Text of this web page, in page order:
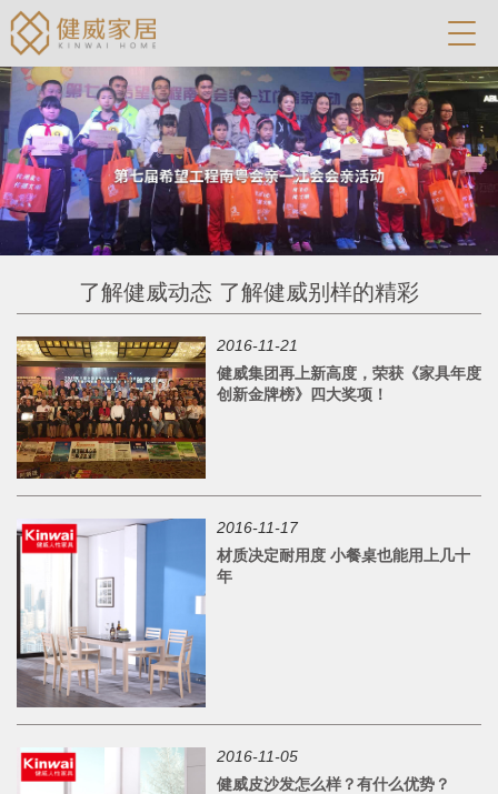
了解健威动态 了解健威别样的精彩
2016-11-21
健威集团再上新高度，荣获《家具年度
创新金牌榜》四大奖项！
2016-11-17
材质决定耐用度 小餐桌也能用上几十
年
2016-11-05
健威皮沙发怎么样？有什么优势？